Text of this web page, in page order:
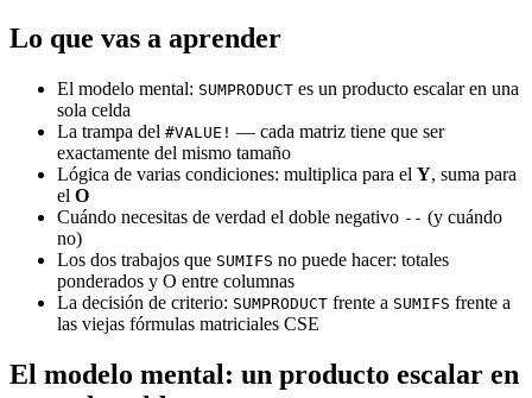
Lo que vas a aprender
El modelo mental: SUMPRODUCT es un producto escalar en una
sola celda
La trampa del #VALUE! — cada matriz tiene que ser
exactamente del mismo tamaño
Lógica de varias condiciones: multiplica para el Y, suma para
el O
Cuándo necesitas de verdad el doble negativo -- (y cuándo
no)
Los dos trabajos que SUMIFS no puede hacer: totales
ponderados y O entre columnas
La decisión de criterio: SUMPRODUCT frente a SUMIFS frente a
las viejas fórmulas matriciales CSE
El modelo mental: un producto escalar en